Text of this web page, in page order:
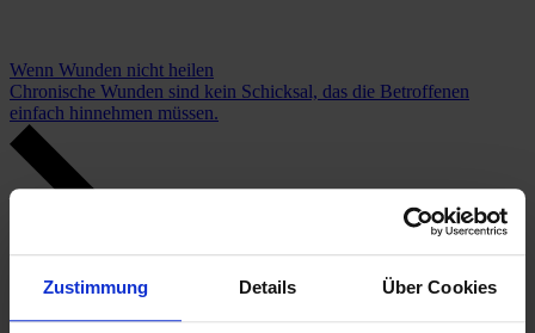
Zustimmung Details Über Cookies
Wenn Wunden nicht heilen
Chronische Wunden sind kein Schicksal, das die Betroffenen
einfach hinnehmen müssen.